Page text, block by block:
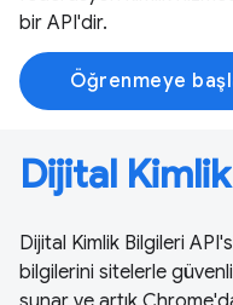
bir API'dir.
Öğrenmeye
Dijital
Dijital Kimlik Bilgileri
bilgilerini sitelerle